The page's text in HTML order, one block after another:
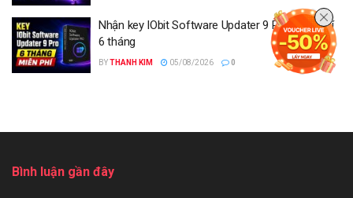
Nhận key IObit Software Updater 9 Pro miễn phí
6 tháng
BYTHANH KIM 05/08/2026 0
Bình luận gần đây